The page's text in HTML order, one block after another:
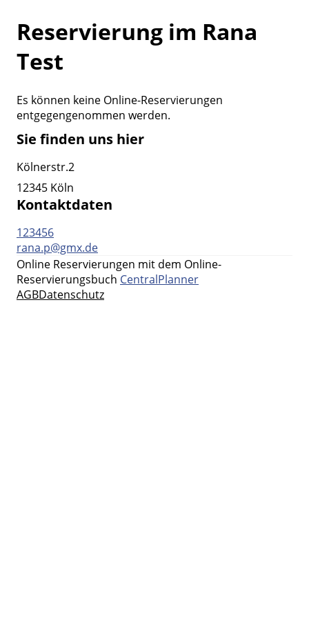
Reservierung im Rana
Test
Es können keine Online-Reservierungen
entgegengenommen werden.
Sie finden uns hier
Kölnerstr.2
12345 Köln
Kontaktdaten
123456
rana.p@gmx.de
Online Reservierungen mit dem Online-
Reservierungsbuch CentralPlanner
AGBDatenschutz